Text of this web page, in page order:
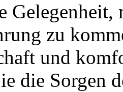
zu
und
die Sorgen